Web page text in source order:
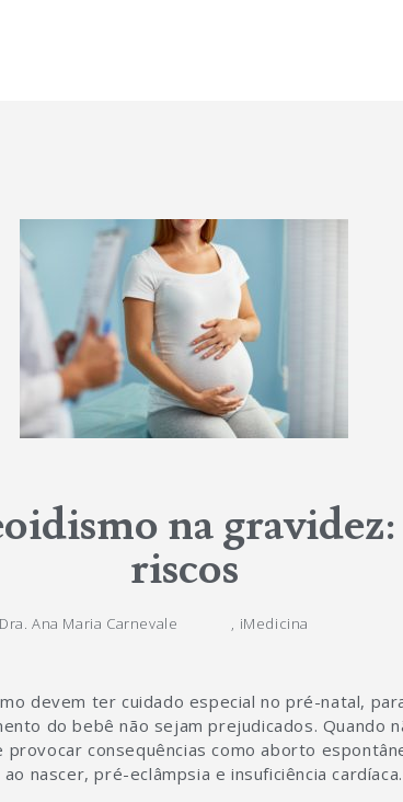
na gravidez:
riscos
Dra. Ana Maria Carnevale iMedicina
devem ter cuidado especial no pré-natal,
do bebê não sejam prejudicados. Quando
provocar consequências como aborto
nascer, pré-eclâmpsia e insuficiência cardíaca.